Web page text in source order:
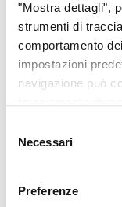
"Mostra dettagli",
strumenti di
comportamento
impostazioni
navigazione può
delNecessari
Preferenze